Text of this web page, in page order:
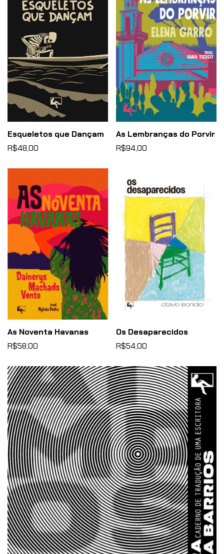
Esqueletos que Dançam
R$48,00
As Lembranças do Porvir
R$94,00
As Noventa Havanas
R$58,00
Os Desaparecidos
R$54,00